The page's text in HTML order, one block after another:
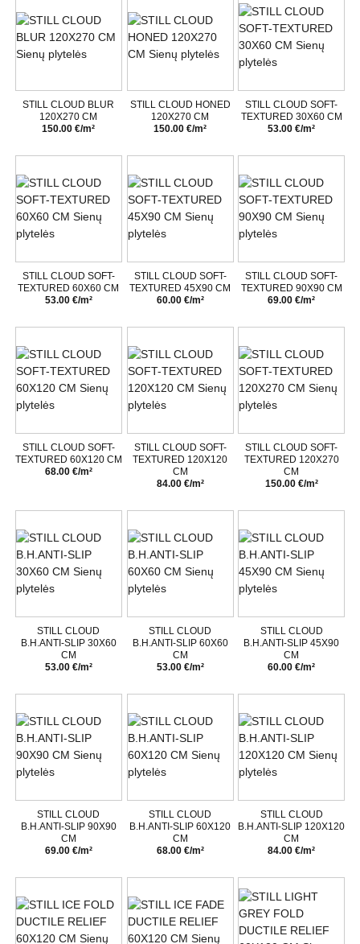
STILL CLOUD BLUR
120X270 CM
150.00 €/m²
STILL CLOUD HONED
120X270 CM
150.00 €/m²
STILL CLOUD SOFT-
TEXTURED 30X60 CM
53.00 €/m²
STILL CLOUD SOFT-
TEXTURED 60X60 CM
53.00 €/m²
STILL CLOUD SOFT-
TEXTURED 45X90 CM
60.00 €/m²
STILL CLOUD SOFT-
TEXTURED 90X90 CM
69.00 €/m²
STILL CLOUD SOFT-
TEXTURED 60X120 CM
68.00 €/m²
STILL CLOUD SOFT-
TEXTURED 120X120
CM
84.00 €/m²
STILL CLOUD SOFT-
TEXTURED 120X270
CM
150.00 €/m²
STILL CLOUD
B.H.ANTI-SLIP 30X60
CM
53.00 €/m²
STILL CLOUD
B.H.ANTI-SLIP 60X60
CM
53.00 €/m²
STILL CLOUD
B.H.ANTI-SLIP 45X90
CM
60.00 €/m²
STILL CLOUD
B.H.ANTI-SLIP 90X90
CM
69.00 €/m²
STILL CLOUD
B.H.ANTI-SLIP 60X120
CM
68.00 €/m²
STILL CLOUD
B.H.ANTI-SLIP 120X120
CM
84.00 €/m²